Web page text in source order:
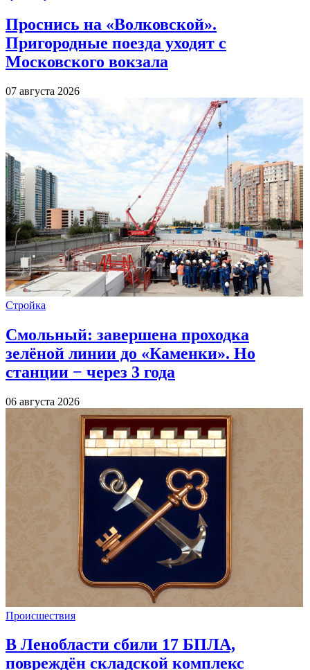
Проснись на «Волковской».
Пригородные поезда уходят с
Московского вокзала
07 августа 2026
Стройка
Смольный: завершена проходка
зелёной линии до «Каменки». Но
станции − через 3 года
06 августа 2026
Происшествия
В Ленобласти сбили 17 БПЛА,
повреждён складской комплекс